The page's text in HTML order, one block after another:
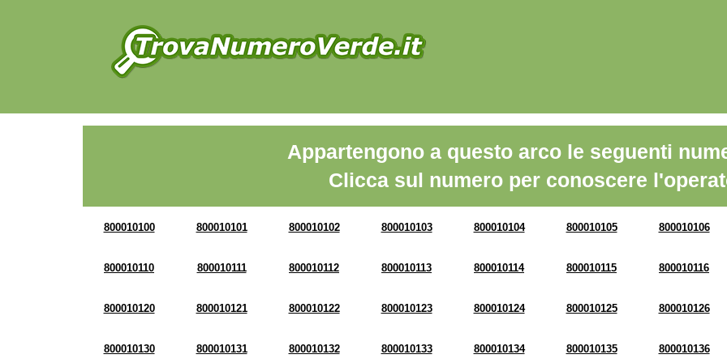
Appartengono a questo arco le seguenti
Clicca sul numero per conoscere
800010100 800010101 800010102 800010103 800010104 800010105 800010106
800010110 800010111 800010112 800010113 800010114 800010115 800010116
800010120 800010121 800010122 800010123 800010124 800010125 800010126
800010130 800010131 800010132 800010133 800010134 800010135 800010136